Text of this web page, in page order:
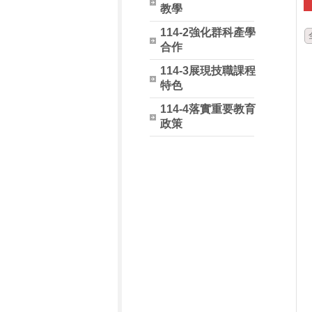
教學
114-2強化群科產學
合作
114-3展現技職課程
特色
114-4落實重要教育
政策